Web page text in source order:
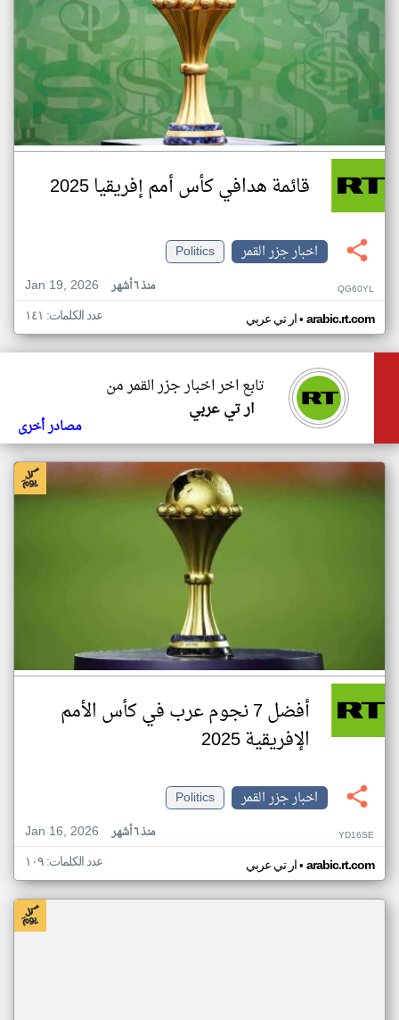
قائمة هدافي كأس أمم إفريقيا 2025
اخبار جزر القمر
Politics
Jan 19, 2026
منذ ٦ أشهر QG60YL
ار تي عربي• arabic.rt.com عدد الكلمات: ١٤١
تابع اخر اخبار جزر القمر من
ار تي عربي
مصادر أخرى
أفضل 7 نجوم عرب في كأس الأمم
الإفريقية 2025
اخبار جزر القمر
Politics
Jan 16, 2026
منذ ٦ أشهر YD16SE
ار تي عربي• arabic.rt.com عدد الكلمات: ١٠٩